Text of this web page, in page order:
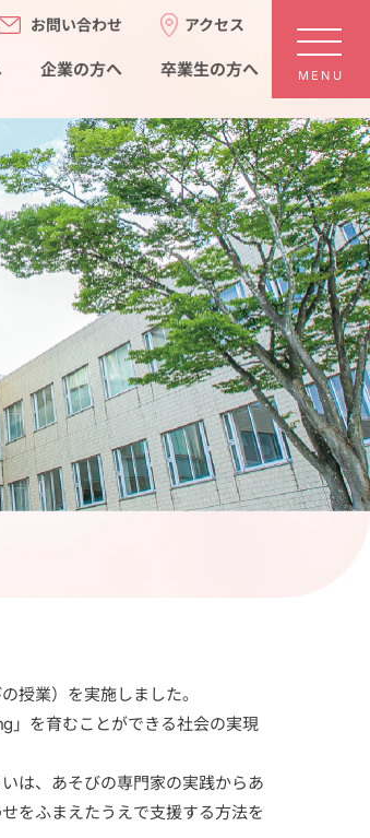
お問い合わせ アクセス
企業の方へ 卒業生の方へ MENU
授業）を実施しました。
」を育むことができる社会の実現
は、あそびの専門家の実践からあ
をふまえたうえで支援する方法を